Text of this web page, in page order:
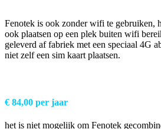
Fenotek is ook zonder wifi te gebruiken,
ook plaatsen op een plek buiten wifi
geleverd af fabriek met een speciaal 4G
niet zelf een sim kaart plaatsen.
€ 84,00 per jaar
het is niet mogelijk om Fenotek